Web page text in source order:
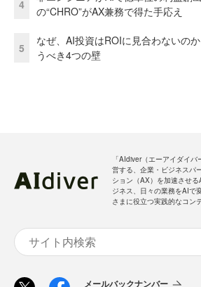
4
の“CHRO”がAX兼務で得た手応え
5
なぜ、AI投資はROIに見合わないの
うべき4つの壁
「AIdiver（エーアイダイ
営する、企業・ビジネスパ
ション（AX）を加速させ
ジネス、日々の業務をAIで
さまに役立つ実践的なコン
メールバックナンバー